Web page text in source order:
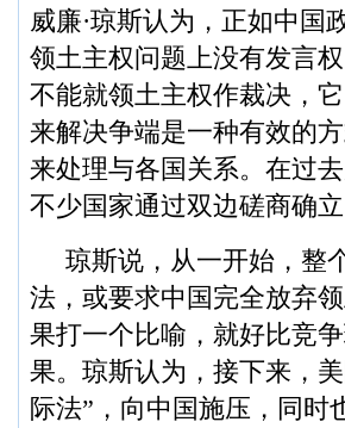
威廉·琼斯认为，正如中国
领土主权问题上没有发言
不能就领土主权作裁决，
来解决争端是一种有效的
来处理与各国关系。在过
不少国家通过双边磋商确
琼斯说，从一开始，整
法，或要求中国完全放弃
果打一个比喻，就好比竞
果。琼斯认为，接下来，
际法”，向中国施压，同时